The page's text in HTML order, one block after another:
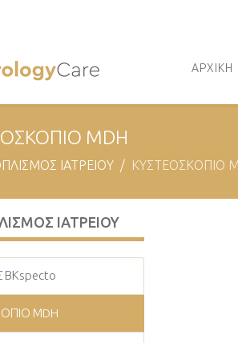
ΑΡΧΙΚΗ
ΜDH
ΙΑΤΡΕΙΟΥ ΚΥΣΤΕΟΣΚΟΠΙΟ
ΙΑΤΡΕΙΟΥ
ΒΚspecto
ΜDH